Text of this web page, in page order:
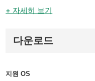
+ 자세히 보기
다운로드
지원 OS